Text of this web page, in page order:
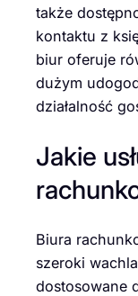
także
kontaktu z
biur oferuje
dużym
działalność
Jakie
Biura
szeroki
dostosowane